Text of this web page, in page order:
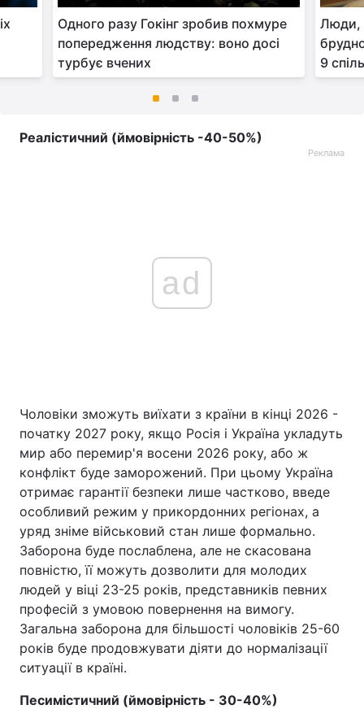
Одного разу Гокінг зробив похмуре
попередження людству: воно досі
турбує вчених
Люди,
9
Реалістичний (ймовірність -40-50%)
Реклама
ad
Чоловіки зможуть виїхати з країни в кінці 2026 -
початку 2027 року, якщо Росія і Україна укладуть
мир або перемир'я восени 2026 року, або ж
конфлікт буде заморожений. При цьому Україна
отримає гарантії безпеки лише частково, введе
особливий режим у прикордонних регіонах, а
уряд зніме військовий стан лише формально.
Заборона буде послаблена, але не скасована
повністю, її можуть дозволити для молодих
людей у віці 23-25 років, представників певних
професій з умовою повернення на вимогу.
Загальна заборона для більшості чоловіків 25-60
років буде продовжувати діяти до нормалізації
ситуації в країні.
Песимістичний (ймовірність - 30-40%)